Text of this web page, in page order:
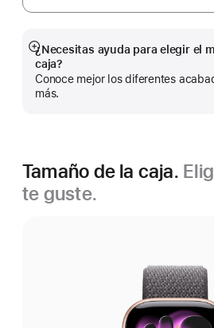
¿Necesitas ayuda para elegir el
caja?
Conoce mejor los diferentes
más.
Mostrar
más
Tamaño de la caja.
te guste.